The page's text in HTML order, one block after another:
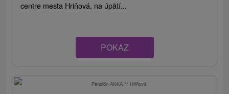
centre mesta Hriňová, na úpätí...
POKAZ